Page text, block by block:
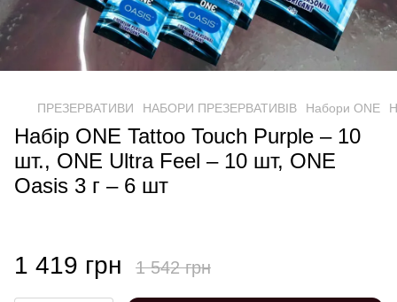
ПРЕЗЕРВАТИВИ НАБОРИ ПРЕЗЕРВАТИВІВ Набори ONE
Набір ONE Tattoo Touch Purple – 10
шт., ONE Ultra Feel – 10 шт, ONE
Oasis 3 г – 6 шт
1 419 грн 1 542 грн